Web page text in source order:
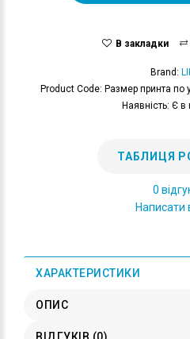
В закладки
Brand:
Product Code: Размер принта
Наявність: Є в
ТАБЛИЦЯ
0
Написати
ХАРАКТЕРИСТИКИ
ОПИС
ВІДГУКІВ (0)